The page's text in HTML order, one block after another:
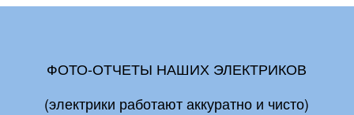
ФОТО-ОТЧЕТЫ НАШИХ ЭЛЕКТРИКОВ
(электрики работают аккуратно и чисто)